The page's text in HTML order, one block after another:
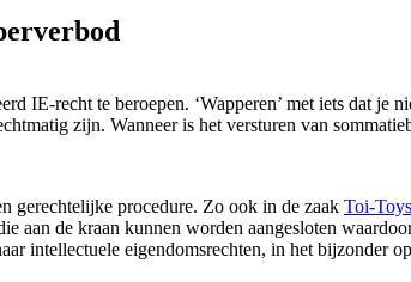
IE-recht te beroepen. ‘Wapperen’ met iets dat
zijn. Wanneer is het versturen van
gerechtelijke procedure. Zo ook in de zaak Toi-
aan de kraan kunnen worden aangesloten
intellectuele eigendomsrechten, in het bijzonder